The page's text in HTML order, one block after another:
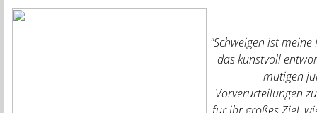
"Schweigen ist
das kunstvoll
mutigen
Vorverurteilungen
für ihr großes Ziel,